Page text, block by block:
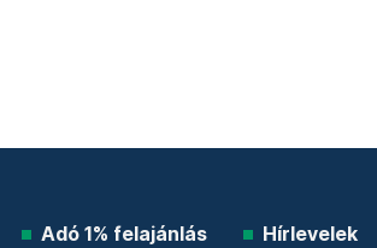
Adó 1% felajánlás Hírlevelek